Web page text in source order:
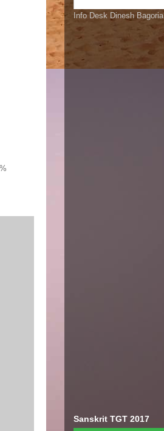
Info Desk Dinesh Bagoria
Sanskrit TGT 2017